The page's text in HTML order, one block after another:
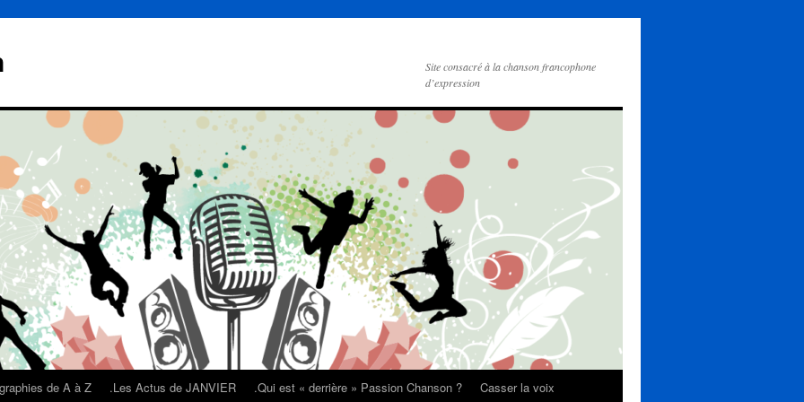
Site consacré à la chanson francophone
d’expression
de A à Z .Les Actus de JANVIER .Qui est « derrière » Passion Chanson ?
Casser la voix